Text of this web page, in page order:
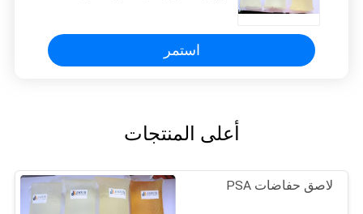
استمر
أعلى المنتجات
لاصق حفاضات PSA